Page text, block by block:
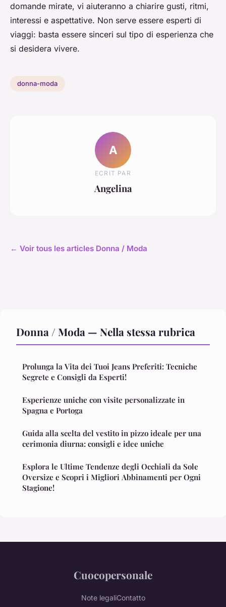
domande mirate, vi aiuteranno a chiarire gusti, ritmi,
interessi e aspettative. Non serve essere esperti di
viaggi: basta essere sinceri sul tipo di esperienza che
si desidera vivere.
donna-moda
A
ECRIT PAR
Angelina
← Voir tous les articles Donna / Moda
Donna / Moda — Nella stessa rubrica
Prolunga la Vita dei Tuoi Jeans Preferiti: Tecniche
Segrete e Consigli da Esperti!
Esperienze uniche con visite personalizzate in
Spagna e Portoga
Guida alla scelta del vestito in pizzo ideale per una
cerimonia diurna: consigli e idee uniche
Esplora le Ultime Tendenze degli Occhiali da Sole
Oversize e Scopri i Migliori Abbinamenti per Ogni
Stagione!
Cuocopersonale
Note legaliContatto